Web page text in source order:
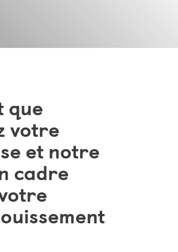
que
votre
et notre
cadre